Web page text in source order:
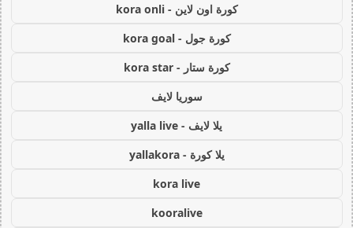
كورة اون لاين - kora onli
كورة جول - kora goal
كورة ستار - kora star
سوريا لايف
يلا لايف - yalla live
يلا كورة - yallakora
kora live
kooralive